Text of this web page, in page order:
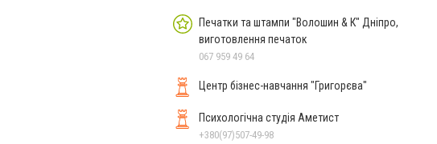
Печатки та штампи "Волошин & К" Дніпро,
виготовлення печаток
067 959 49 64
Центр бізнес-навчання "Григорєва"
Психологічна студія Аметист
+380(97)507-49-98